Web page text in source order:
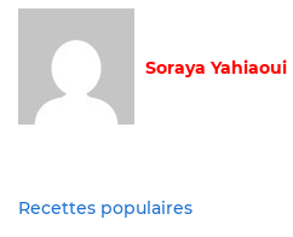
Soraya Yahiaoui
Recettes populaires